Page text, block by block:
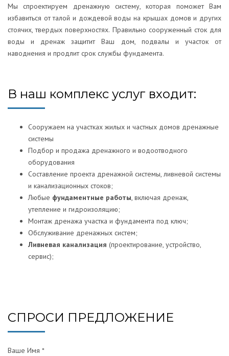
Мы спроектируем дренажную систему, которая поможет Вам
избавиться от талой и дождевой воды на крышах домов и других
стоячих, твердых поверхностях. Правильно сооруженный сток для
воды и дренаж защитит Ваш дом, подвалы и участок от
наводнения и продлит срок службы фундамента.
В наш комплекс услуг входит:
Сооружаем на участках жилых и частных домов дренажные
системы
Подбор и продажа дренажного и водоотводного
оборудования
Составление проекта дренажной системы, ливневой системы
и канализационных стоков;
Любые фундаментные работы, включая дренаж,
утепление и гидроизоляцию;
Монтаж дренажа участка и фундамента под ключ;
Обслуживание дренажных систем;
Ливневая канализация (проектирование, устройство,
сервис);
СПРОСИ ПРЕДЛОЖЕНИЕ
Ваше Имя *